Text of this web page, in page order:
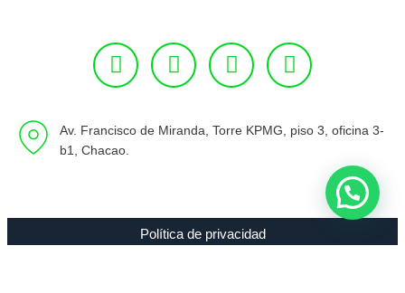
Av. Francisco de Miranda, Torre KPMG, piso 3, oficina 3-
b1, Chacao.
Política de privacidad